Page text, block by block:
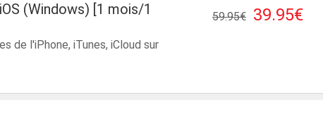
(Windows) [1 mois/1
de l'iPhone, iTunes, iCloud sur
39.95€
59.95€